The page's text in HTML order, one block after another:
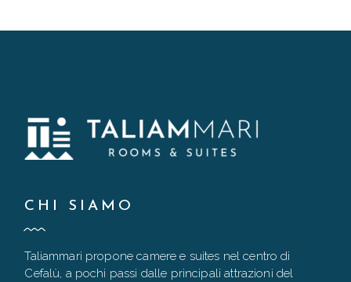
CHI SIAMO
Taliammari propone camere e suites nel centro di
Cefalù, a pochi passi dalle principali attrazioni del